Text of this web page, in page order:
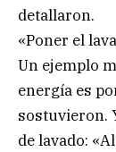
detallaron.
«Poner el
Un ejemplo
energía es
sostuvieron.
de lavado: